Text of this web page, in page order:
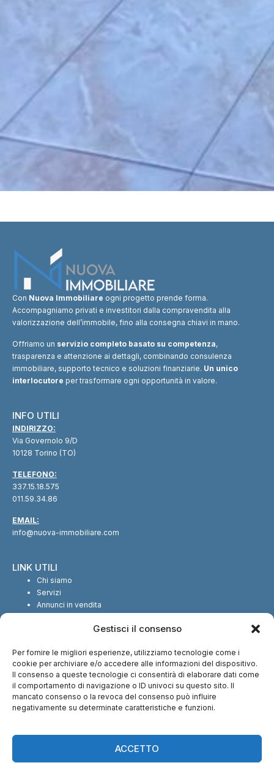
Gestisci il consenso
Per fornire le migliori esperienze, utilizziamo tecnologie come i
cookie per archiviare e/o accedere alle informazioni del dispositivo.
Il consenso a queste tecnologie ci consentirà di elaborare dati come
il comportamento di navigazione o ID univoci su questo sito. Il
mancato consenso o la revoca del consenso può influire
negativamente su determinate caratteristiche e funzioni.
ACCETTO
Con Nuova Immobiliare ogni progetto prende forma.
Accompagniamo privati e investitori dalla compravendita alla
valorizzazione dell’immobile, fino alla consegna chiavi in mano.
Offriamo un servizio completo basato su competenza,
trasparenza e attenzione ai dettagli, combinando consulenza
immobiliare, supporto tecnico e soluzioni finanziarie. Un unico
interlocutore per trasformare ogni opportunità in valore.
INFO UTILI
INDIRIZZO:
Via Governolo 9/D
10128 Torino (TO)
TELEFONO:
337.15.18.575
011.59.34.86
EMAIL:
info@nuova-immobiliare.com
LINK UTILI
Chi siamo
Servizi
Annunci in vendita
SEGUICI SUI SOCIAL
CI TROVI ANCHE SU: